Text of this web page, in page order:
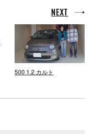
NEXT
500 1.2 カルト